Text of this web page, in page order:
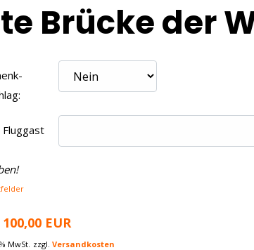
Brücke der
Fluggast
100,00 EUR
MwSt. zzgl. Versandkosten